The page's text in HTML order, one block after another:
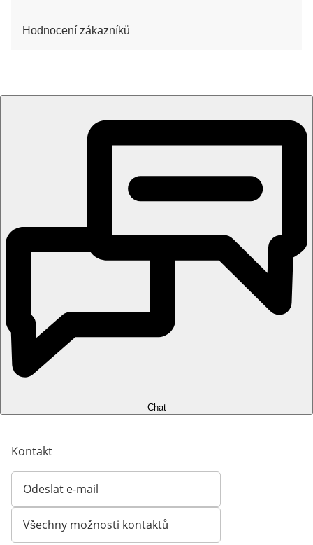
Hodnocení zákazníků
Chat
Kontakt
Odeslat e-mail
Otevírá e-mailového klienta
Všechny možnosti kontaktů